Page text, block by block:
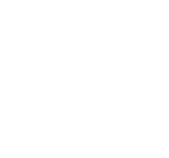
para